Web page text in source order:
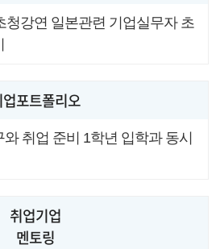
청강연 일본관련 기업실무자 초
업포트폴리오
취업 준비 1학년 입학과 동시
취업기업
멘토링